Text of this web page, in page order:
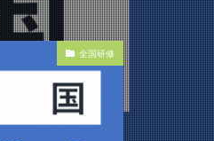
全国研修